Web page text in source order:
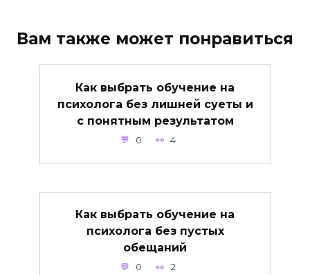
Вам также может понравиться
Как выбрать обучение на
психолога без лишней суеты и
с понятным результатом
0 4
Как выбрать обучение на
психолога без пустых
обещаний
0 2